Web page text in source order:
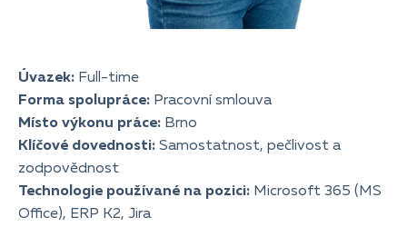
Úvazek: Full-time
Forma spolupráce: Pracovní smlouva
Místo výkonu práce: Brno
Klíčové dovednosti: Samostatnost, pečlivost a
zodpovědnost
Technologie používané na pozici: Microsoft 365 (MS
Office), ERP K2, Jira